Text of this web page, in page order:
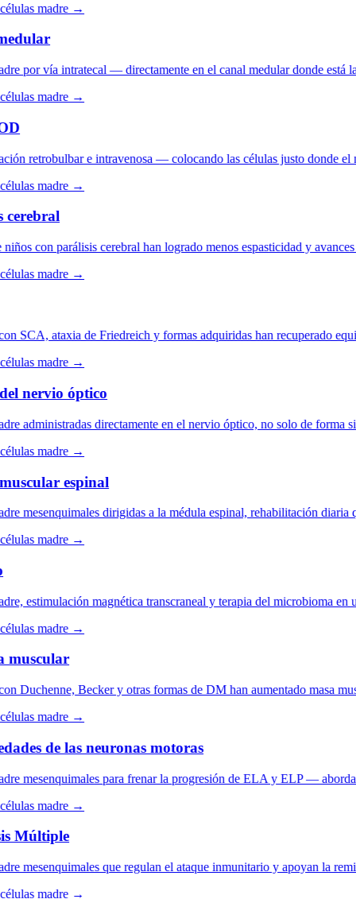
madre →
por vía intratecal — directamente en el canal medular donde está
madre →
retrobulbar e intravenosa — colocando las células justo donde el
madre →
con parálisis cerebral han logrado menos espasticidad y
madre →
SCA, ataxia de Friedreich y formas adquiridas han recuperado
madre →
nervio óptico
administradas directamente en el nervio óptico, no solo de forma
madre →
espinal
mesenquimales dirigidas a la médula espinal, rehabilitación diaria
madre →
estimulación magnética transcraneal y terapia del microbioma en
madre →
Duchenne, Becker y otras formas de DM han aumentado masa
madre →
de las neuronas motoras
mesenquimales para frenar la progresión de ELA y ELP —
madre →
Múltiple
mesenquimales que regulan el ataque inmunitario y apoyan la
madre →